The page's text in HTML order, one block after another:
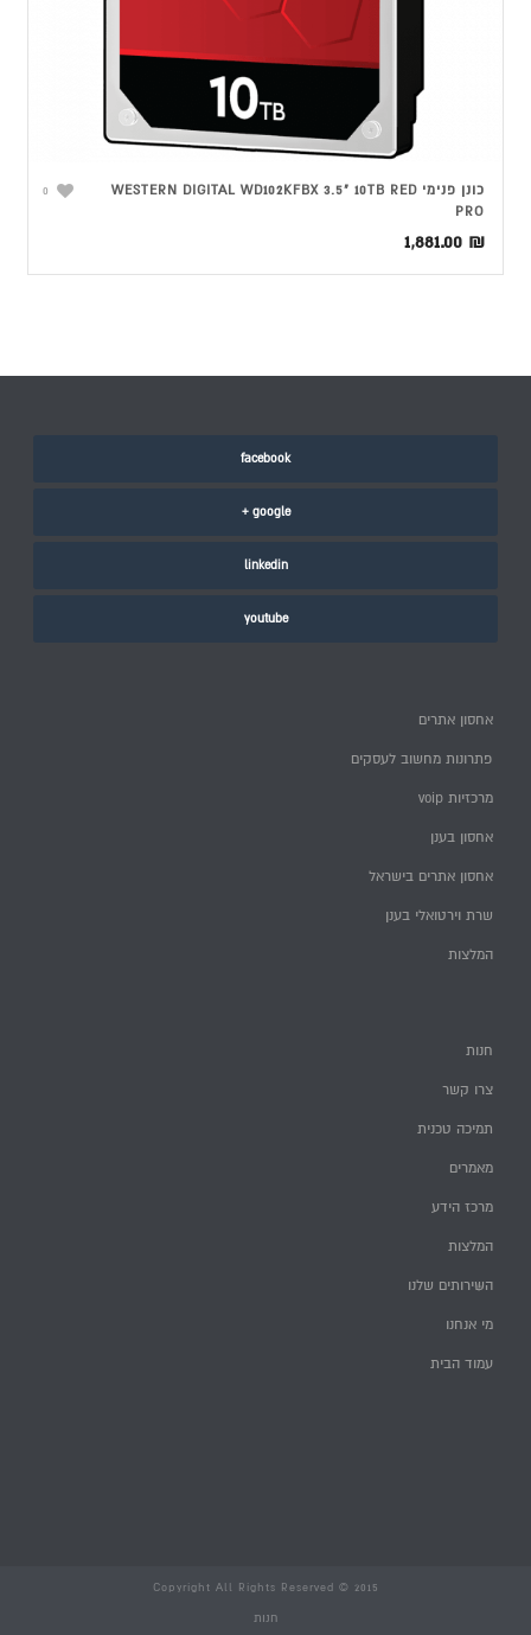
0
כונן פנימי WESTERN DIGITAL WD102KFBX 3.5" 10TB RED
PRO
1,881.00 ₪
facebook
google +
linkedin
youtube
אחסון אתרים
פתרונות מחשוב לעסקים
מרכזיות voip
אחסון בענן
אחסון אתרים בישראל
שרת וירטואלי בענן
המלצות
חנות
צרו קשר
תמיכה טכנית
מאמרים
מרכז הידע
המלצות
השירותים שלנו
מי אנחנו
עמוד הבית
Copyright All Rights Reserved © 2015
חנות